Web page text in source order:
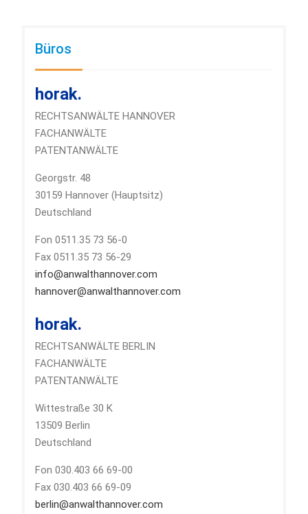
Büros
horak.
RECHTSANWÄLTE HANNOVER
FACHANWÄLTE
PATENTANWÄLTE
Georgstr. 48
30159 Hannover (Hauptsitz)
Deutschland
Fon 0511.35 73 56-0
Fax 0511.35 73 56-29
info@anwalthannover.com
hannover@anwalthannover.com
horak.
RECHTSANWÄLTE BERLIN
FACHANWÄLTE
PATENTANWÄLTE
Wittestraße 30 K
13509 Berlin
Deutschland
Fon 030.403 66 69-00
Fax 030.403 66 69-09
berlin@anwalthannover.com